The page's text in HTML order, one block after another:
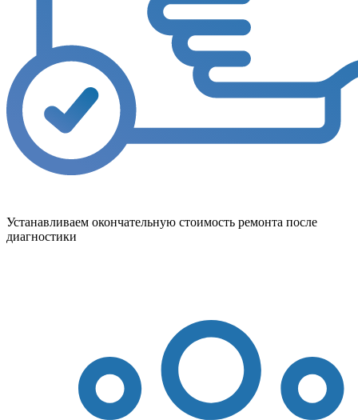
Устанавливаем окончательную стоимость ремонта после
диагностики